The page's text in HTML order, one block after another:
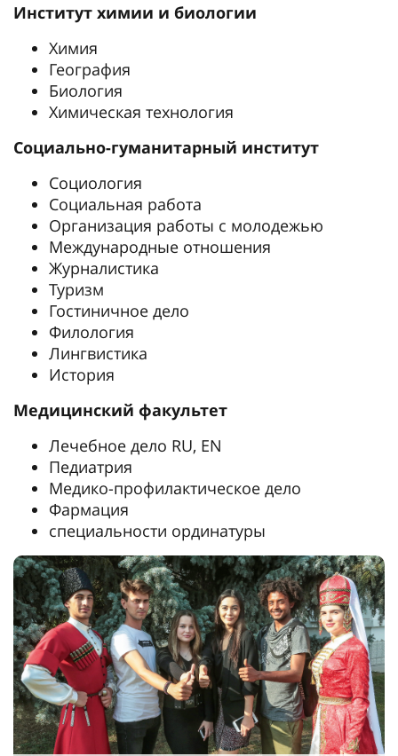
Институт химии и биологии
Химия
География
Биология
Химическая технология
Социально-гуманитарный институт
Социология
Социальная работа
Организация работы с молодежью
Международные отношения
Журналистика
Туризм
Гостиничное дело
Филология
Лингвистика
История
Медицинский факультет
Лечебное дело RU, EN
Педиатрия
Медико-профилактическое дело
Фармация
специальности ординатуры